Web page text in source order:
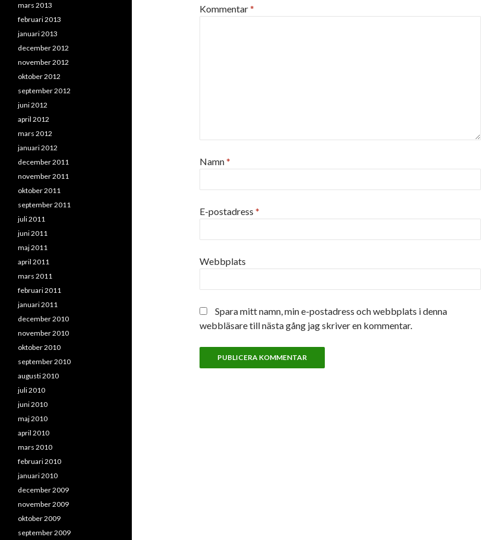
Kommentar*
Namn*
E-postadress *
Webbplats
Spara mitt namn, min e-postadress och webbplats i denna
webbläsare till nästa gång jag skriver en kommentar.
mars 2013
februari 2013
januari 2013
december 2012
november 2012
oktober 2012
september 2012
juni 2012
april 2012
mars 2012
januari 2012
december 2011
november 2011
oktober 2011
september 2011
juli 2011
juni 2011
maj 2011
april 2011
mars 2011
februari 2011
januari 2011
december 2010
november 2010
oktober 2010
september 2010
augusti 2010
juli 2010
juni 2010
maj 2010
april 2010
mars 2010
februari 2010
januari 2010
december 2009
november 2009
oktober 2009
september 2009